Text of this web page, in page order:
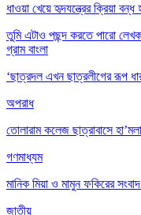
ধাওয়া খেয়ে হৃদযন্ত্রের ক্রিয়া বন্ধ
তুমি এটাও পছন্দ করতে পারো
গ্রাম বাংলা
‘ছাত্রদল এখন ছাত্রলীগের রূপ
অপরাধ
তোলারাম কলেজ ছাত্রাবাসে
গণমাধ্যম
মানিক মিয়া ও মামুন ফকিরের
জাতীয়